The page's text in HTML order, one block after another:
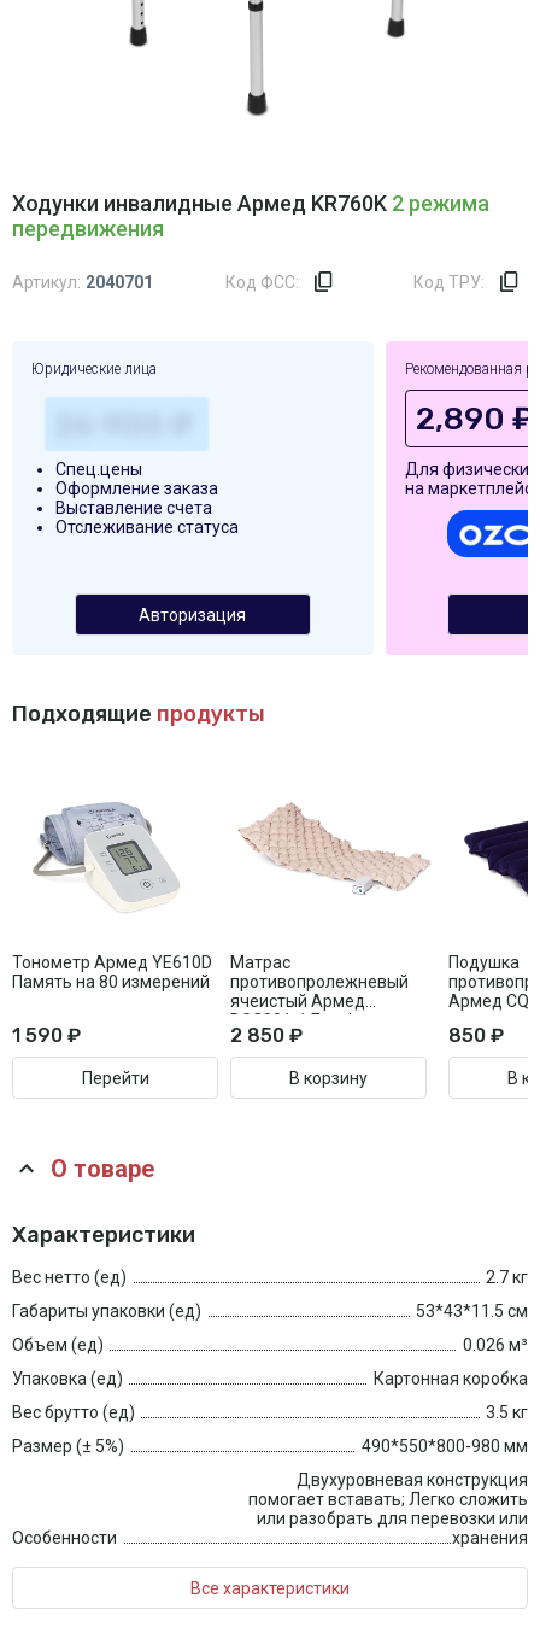
Ходунки инвалидные Армед KR760K 2 режима
передвижения
Артикул: 2040701 Код ФСС: Код ТРУ:
Юридические лица
Спец.цены
Оформление заказа
Выставление счета
Отслеживание статуса
Авторизация
Рекомендованная
2,890 ₽
Для
на
Подходящие продукты
Тонометр Армед YE610D
Память на 80 измерений
1 590 ₽
Перейти
Матрас
противопролежневый
ячеистый Армед
DGC001-1 Без функции
статик
2 850 ₽
В корзину
Подушка
Армед
850 ₽
В
О товаре
Характеристики
Вес нетто (ед)
2.7 кг
Габариты упаковки (ед)
53*43*11.5 см
Объем (ед)
0.026 м³
Упаковка (ед)
Картонная коробка
Вес брутто (ед)
3.5 кг
Размер (± 5%)
490*550*800-980 мм
Особенности
Двухуровневая конструкция
помогает вставать; Легко сложить
или разобрать для перевозки или
хранения
Все характеристики